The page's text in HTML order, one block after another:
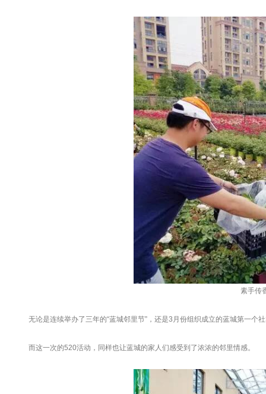
素手传
无论是连续举办了三年的“蓝城邻里节”，还是3月份组织成立的蓝城第一个
而这一次的520活动，同样也让蓝城的家人们感受到了浓浓的邻里情感。